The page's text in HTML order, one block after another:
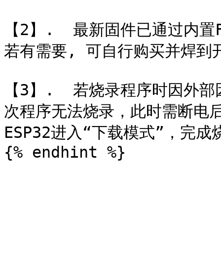
【2】.  最新固件已通过内
若有需要, 可自行购买并焊到
【3】.  若烧录程序时因外部
次程序无法烧录，此时需断电
ESP32进入“下载模式”，完